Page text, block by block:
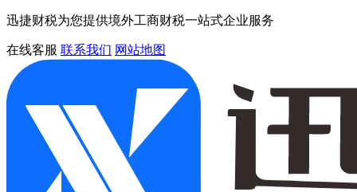
迅捷财税为您提供境外工商财税一站式企业服务
在线客服 联系我们 网站地图